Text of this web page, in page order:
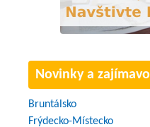
Novinky a
Bruntálsko
Frýdecko-Místecko